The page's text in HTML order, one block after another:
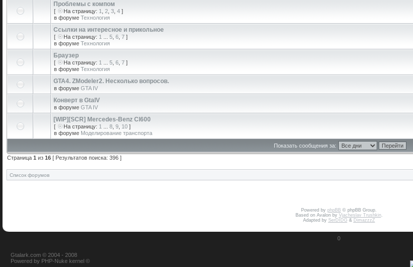
Проблемы с компом
[ На страницу: 1 2 3 4 ]
в форуме Технология
Ссылки на интересное и прикольное
[ На страницу: 1 5 6 7 ]
в форуме Технология
Браузер
[ На страницу: 1 5 6 7 ]
в форуме Технология
GTA4. ZModeler2. Несколько вопросов.
в форуме GTA IV
Конверт в GtaIV
в форуме GTA IV
[WIP][SCR] Mercedes-Benz Cl600
[ На страницу: 1 8 9 10 ]
в форуме Моделирование транспорта
Показать сообщения за:
Страница 1 из 16 [ Результатов поиска: 396 ]
Список форумов
Powered by phpBB © phpBB Group.
Based on Avalon by Vjacheslav Trushkin.
Adapted by SerDIDG& DimazzzZ
0
Gtalark.com © 2004 - 2008
Powered by PHP-Nuke kernel ©